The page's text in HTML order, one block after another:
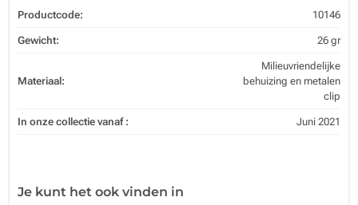
Productcode: 10146
Gewicht: 26 gr
Materiaal:
Milieuvriendelijke
behuizing en metalen
clip
In onze collectie vanaf : Juni 2021
Je kunt het ook vinden in